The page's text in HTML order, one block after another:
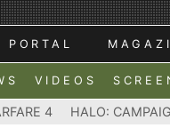
PORTAL
VIDEOS
4 HALO: